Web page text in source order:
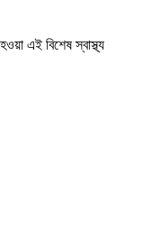
এই বিশেষ স্বাস্থ্য